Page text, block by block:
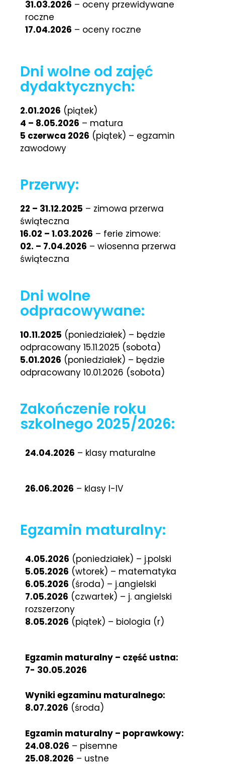
31.03.2026 – oceny przewidywane
roczne
17.04.2026 – oceny roczne
Dni wolne od zajęć
dydaktycznych:
2.01.2026 (piątek)
4 – 8.05.2026 – matura
5 czerwca 2026 (piątek) – egzamin
zawodowy
Przerwy:
22 – 31.12.2025 – zimowa przerwa
świąteczna
16.02 – 1.03.2026 – ferie zimowe:
02. – 7.04.2026 – wiosenna przerwa
świąteczna
Dni wolne
odpracowywane:
10.11.2025 (poniedziałek) – będzie
odpracowany 15.11.2025 (sobota)
5.01.2026 (poniedziałek) – będzie
odpracowany 10.01.2026 (sobota)
Zakończenie roku
szkolnego 2025/2026:
24.04.2026 – klasy maturalne
26.06.2026 – klasy I-IV
Egzamin maturalny:
4.05.2026 (poniedziałek) – j.polski
5.05.2026 (wtorek) – matematyka
6.05.2026 (środa) – j.angielski
7.05.2026 (czwartek) – j. angielski
rozszerzony
8.05.2026 (piątek) – biologia (r)
Egzamin maturalny – część ustna:
7- 30.05.2026
Wyniki egzaminu maturalnego:
8.07.2026 (środa)
Egzamin maturalny – poprawkowy:
24.08.026 – pisemne
25.08.2026 – ustne